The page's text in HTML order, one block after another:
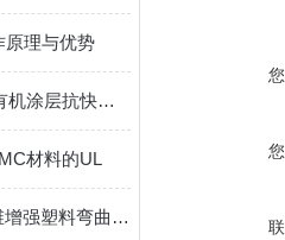
原理与优势
ASTM_D2794-93_有机涂层抗快速形变（冲击）作用的标准试验方法
材料的UL
GB/T1449-2005纤维增强塑料弯曲性能试验方